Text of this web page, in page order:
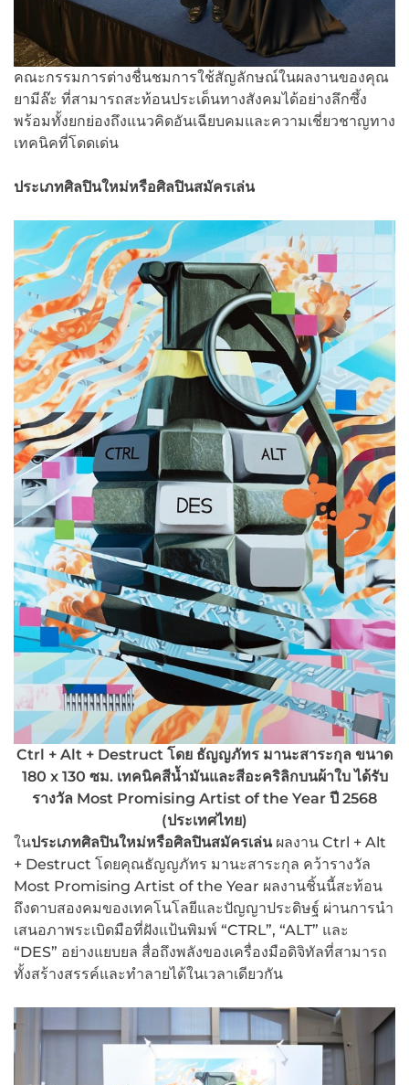
คณะกรรมการต่างชื่นชมการใช้สัญลักษณ์ในผลงานของคุณ
ยามีล๊ะ ที่สามารถสะท้อนประเด็นทางสังคมได้อย่างลึกซึ้ง
พร้อมทั้งยกย่องถึงแนวคิดอันเฉียบคมและความเชี่ยวชาญทาง
เทคนิคที่โดดเด่น
ประเภทศิลปินใหม่หรือศิลปินสมัครเล่น
Ctrl + Alt + Destruct โดย ธัญญภัทร มานะสาระกุล ขนาด
180 x 130 ซม. เทคนิคสีน้ำมันและสีอะคริลิกบนผ้าใบ ได้รับ
รางวัล Most Promising Artist of the Year ปี 2568
(ประเทศไทย)
ในประเภทศิลปินใหม่หรือศิลปินสมัครเล่นผลงาน Ctrl + Alt
+ Destruct โดยคุณธัญญภัทร มานะสาระกุล คว้ารางวัล
Most Promising Artist of the Year ผลงานชิ้นนี้สะท้อน
ถึงดาบสองคมของเทคโนโลยีและปัญญาประดิษฐ์ ผ่านการนำ
เสนอภาพระเบิดมือที่ฝังแป้นพิมพ์ “CTRL”, “ALT” และ
“DES” อย่างแยบยล สื่อถึงพลังของเครื่องมือดิจิทัลที่สามารถ
ทั้งสร้างสรรค์และทำลายได้ในเวลาเดียวกัน